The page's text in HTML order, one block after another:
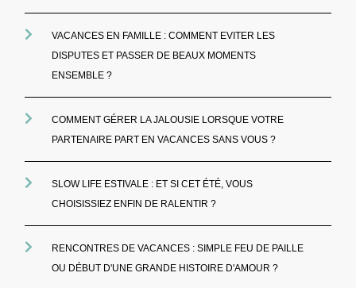
VACANCES EN FAMILLE : COMMENT EVITER LES
DISPUTES ET PASSER DE BEAUX MOMENTS
ENSEMBLE ?
COMMENT GÉRER LA JALOUSIE LORSQUE VOTRE
PARTENAIRE PART EN VACANCES SANS VOUS ?
SLOW LIFE ESTIVALE : ET SI CET ÉTÉ, VOUS
CHOISISSIEZ ENFIN DE RALENTIR ?
RENCONTRES DE VACANCES : SIMPLE FEU DE PAILLE
OU DÉBUT D'UNE GRANDE HISTOIRE D'AMOUR ?